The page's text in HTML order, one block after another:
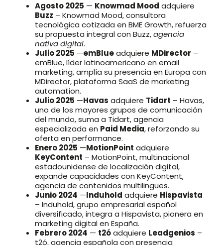
Agosto 2025 — Knowmad Mood adquiere
Buzz – Knowmad Mood, consultora
tecnológica cotizada en BME Growth, refuerza
su propuesta integral con Buzz,agencia
nativa digital.
Julio 2025 —emBlueadquiere MDirector –
emBlue, líder latinoamericano en email
marketing, amplía su presencia en Europa con
MDirector, plataforma SaaS de marketing
automation.
Julio 2025 —Havas adquiere Tidart – Havas,
uno de los mayores grupos de comunicación
del mundo, suma a Tidart, agencia
especializada en Paid Media, reforzando su
oferta en performance.
Enero 2025 —MotionPoint adquiere
KeyContent – MotionPoint, multinacional
estadounidense de localización digital,
expande capacidades con KeyContent,
agencia de contenidos multilingües.
Junio 2024 —Induhold adquiere Hispavista
– Induhold, grupo empresarial español
diversificado, integra a Hispavista, pionera en
marketing digital en España.
Febrero 2024 — t2óadquiere Leadgenios –
t2ó, agencia española con presencia